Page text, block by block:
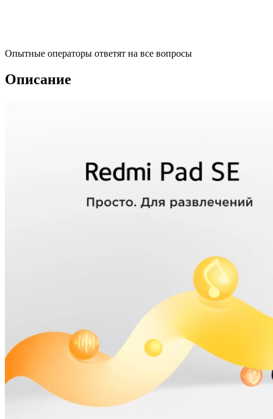
Опытные операторы ответят на все вопросы
Описание